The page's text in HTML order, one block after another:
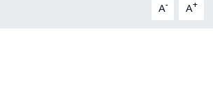
A- A+